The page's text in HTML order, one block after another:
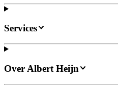
Services
Over Albert Heijn